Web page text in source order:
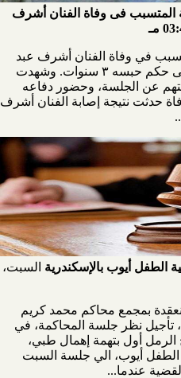
فى وفاة الفنان أشرف
مـ
في وفاة الفنان أشرف عبد
الغفور إثر حادث تصادم بأكتوبر، على حكم حبسه ٣ سنوات. وشهدت
عن الجلسة، وحضور دفاعه
حدثت نتيجة إصابة الفنان أشرف
السبت،
بمجمع محاكم محمد كريم
تأجيل نظر جلسة المحاكمة، في
رقم 23739 لسنة 2022 جنح الرمل أول بتهمة إهمال طبي،
الطفل أيوب، الي جلسة السبت